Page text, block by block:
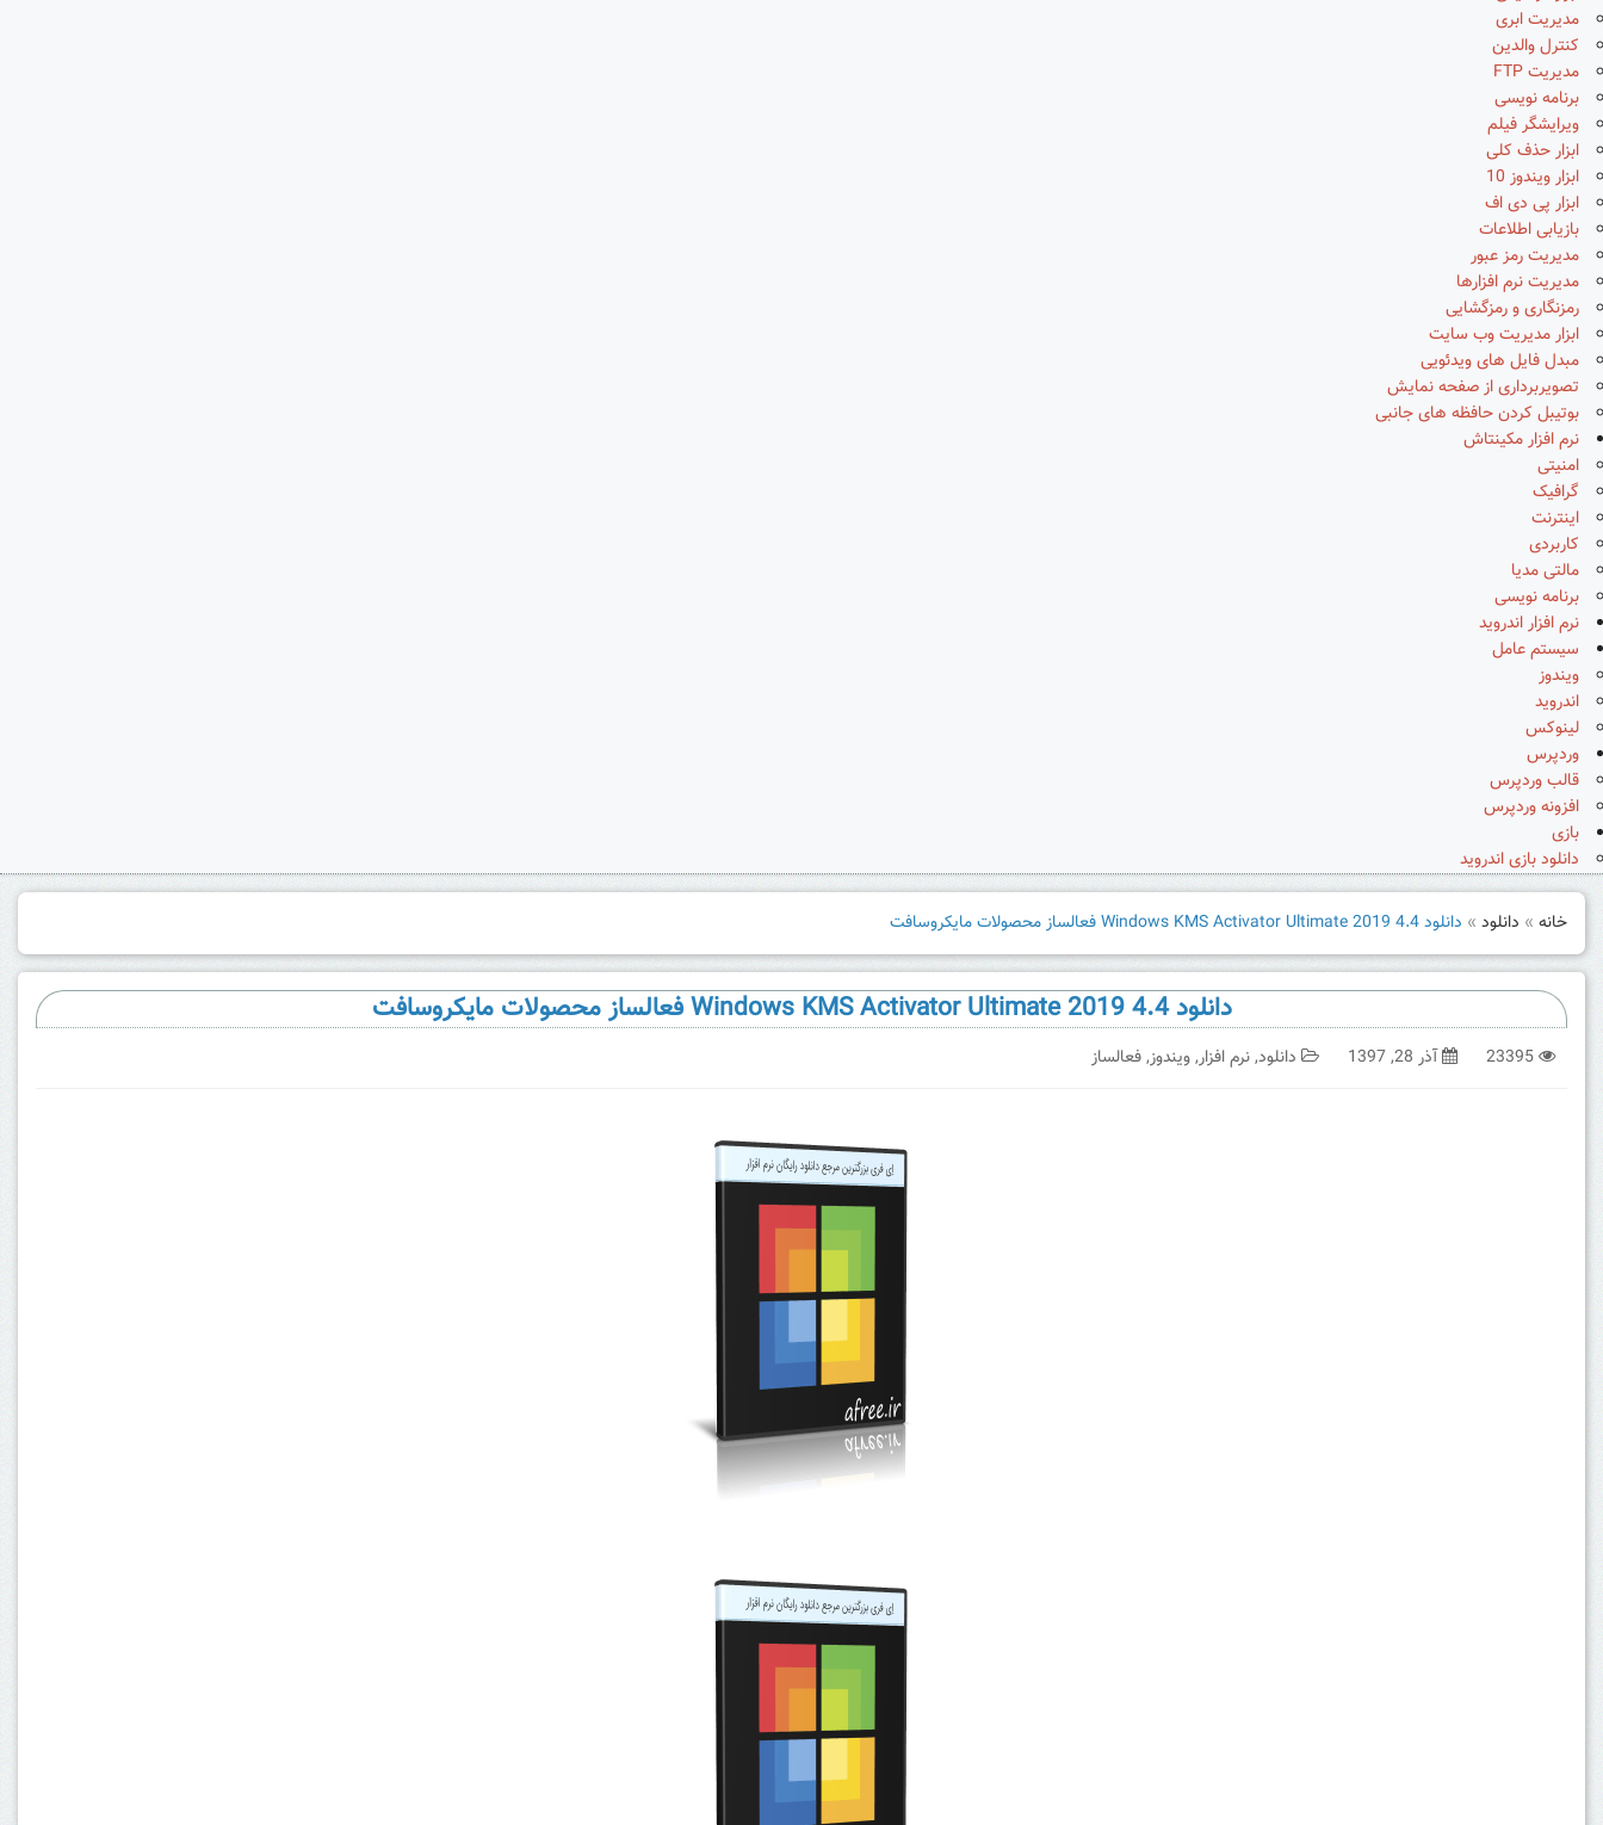
مدیریت ابری
کنترل والدین
مدیریت FTP
برنامه نویسی
ویرایشگر فیلم
ابزار حذف کلی
ابزار ویندوز 10
ابزار پی دی اف
بازیابی اطلاعات
مدیریت رمز عبور
مدیریت نرم افزارها
رمزنگاری و رمزگشایی
ابزار مدیریت وب سایت
مبدل فایل های ویدئویی
تصویربرداری از صفحه نمایش
بوتیبل کردن حافظه های جانبی
نرم افزار مکینتاش
امنیتی
گرافیک
اینترنت
کاربردی
مالتی مدیا
برنامه نویسی
نرم افزار اندروید
سیستم عامل
ویندوز
اندروید
لینوکس
وردپرس
قالب وردپرس
افزونه وردپرس
بازی
دانلود بازی اندروید
خانه » دانلود » دانلود Windows KMS Activator Ultimate 2019 4.4 فعالساز محصولات مایکروسافت
دانلود Windows KMS Activator Ultimate 2019 4.4 فعالساز محصولات مایکروسافت
23395 آذر 28, 1397 دانلود,نرم افزار,ویندوز,فعالساز